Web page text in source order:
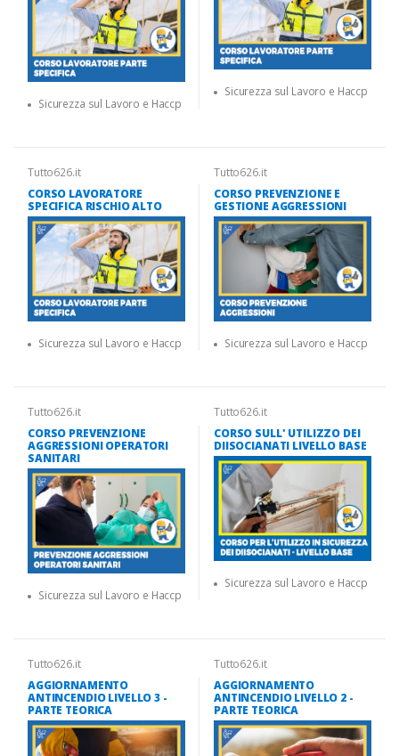
Sicurezza sul Lavoro e Haccp
Sicurezza sul Lavoro e Haccp
Tutto626.it
CORSO LAVORATORE
SPECIFICA RISCHIO ALTO
Sicurezza sul Lavoro e Haccp
Tutto626.it
CORSO PREVENZIONE E
GESTIONE AGGRESSIONI
Sicurezza sul Lavoro e Haccp
Tutto626.it
CORSO PREVENZIONE
AGGRESSIONI OPERATORI
SANITARI
Sicurezza sul Lavoro e Haccp
Tutto626.it
CORSO SULL' UTILIZZO DEI
DIISOCIANATI LIVELLO BASE
Sicurezza sul Lavoro e Haccp
Tutto626.it
AGGIORNAMENTO
ANTINCENDIO LIVELLO 3 -
PARTE TEORICA
Tutto626.it
AGGIORNAMENTO
ANTINCENDIO LIVELLO 2 -
PARTE TEORICA